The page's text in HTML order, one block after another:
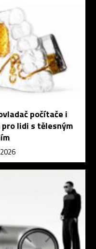
počítače i
lidi s tělesným